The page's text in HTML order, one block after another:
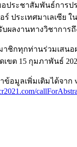
ประชาสัมพันธ์การปร
ประเทศมาเลเซีย ใ
บผลงานทางวิชาการ
ชิกทุกท่านร่วมเสนอ
เขต 15 กุมภาพันธ์
มูลเพิ่มเติมได้จาก